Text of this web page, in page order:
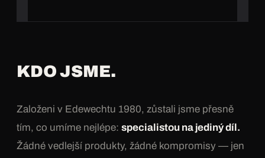
KDO JSME.
Založeni v Edewechtu 1980, zůstali jsme přesně
tím, co umíme nejlépe: specialistou na jediný díl.
Žádné vedlejší produkty, žádné kompromisy — jen